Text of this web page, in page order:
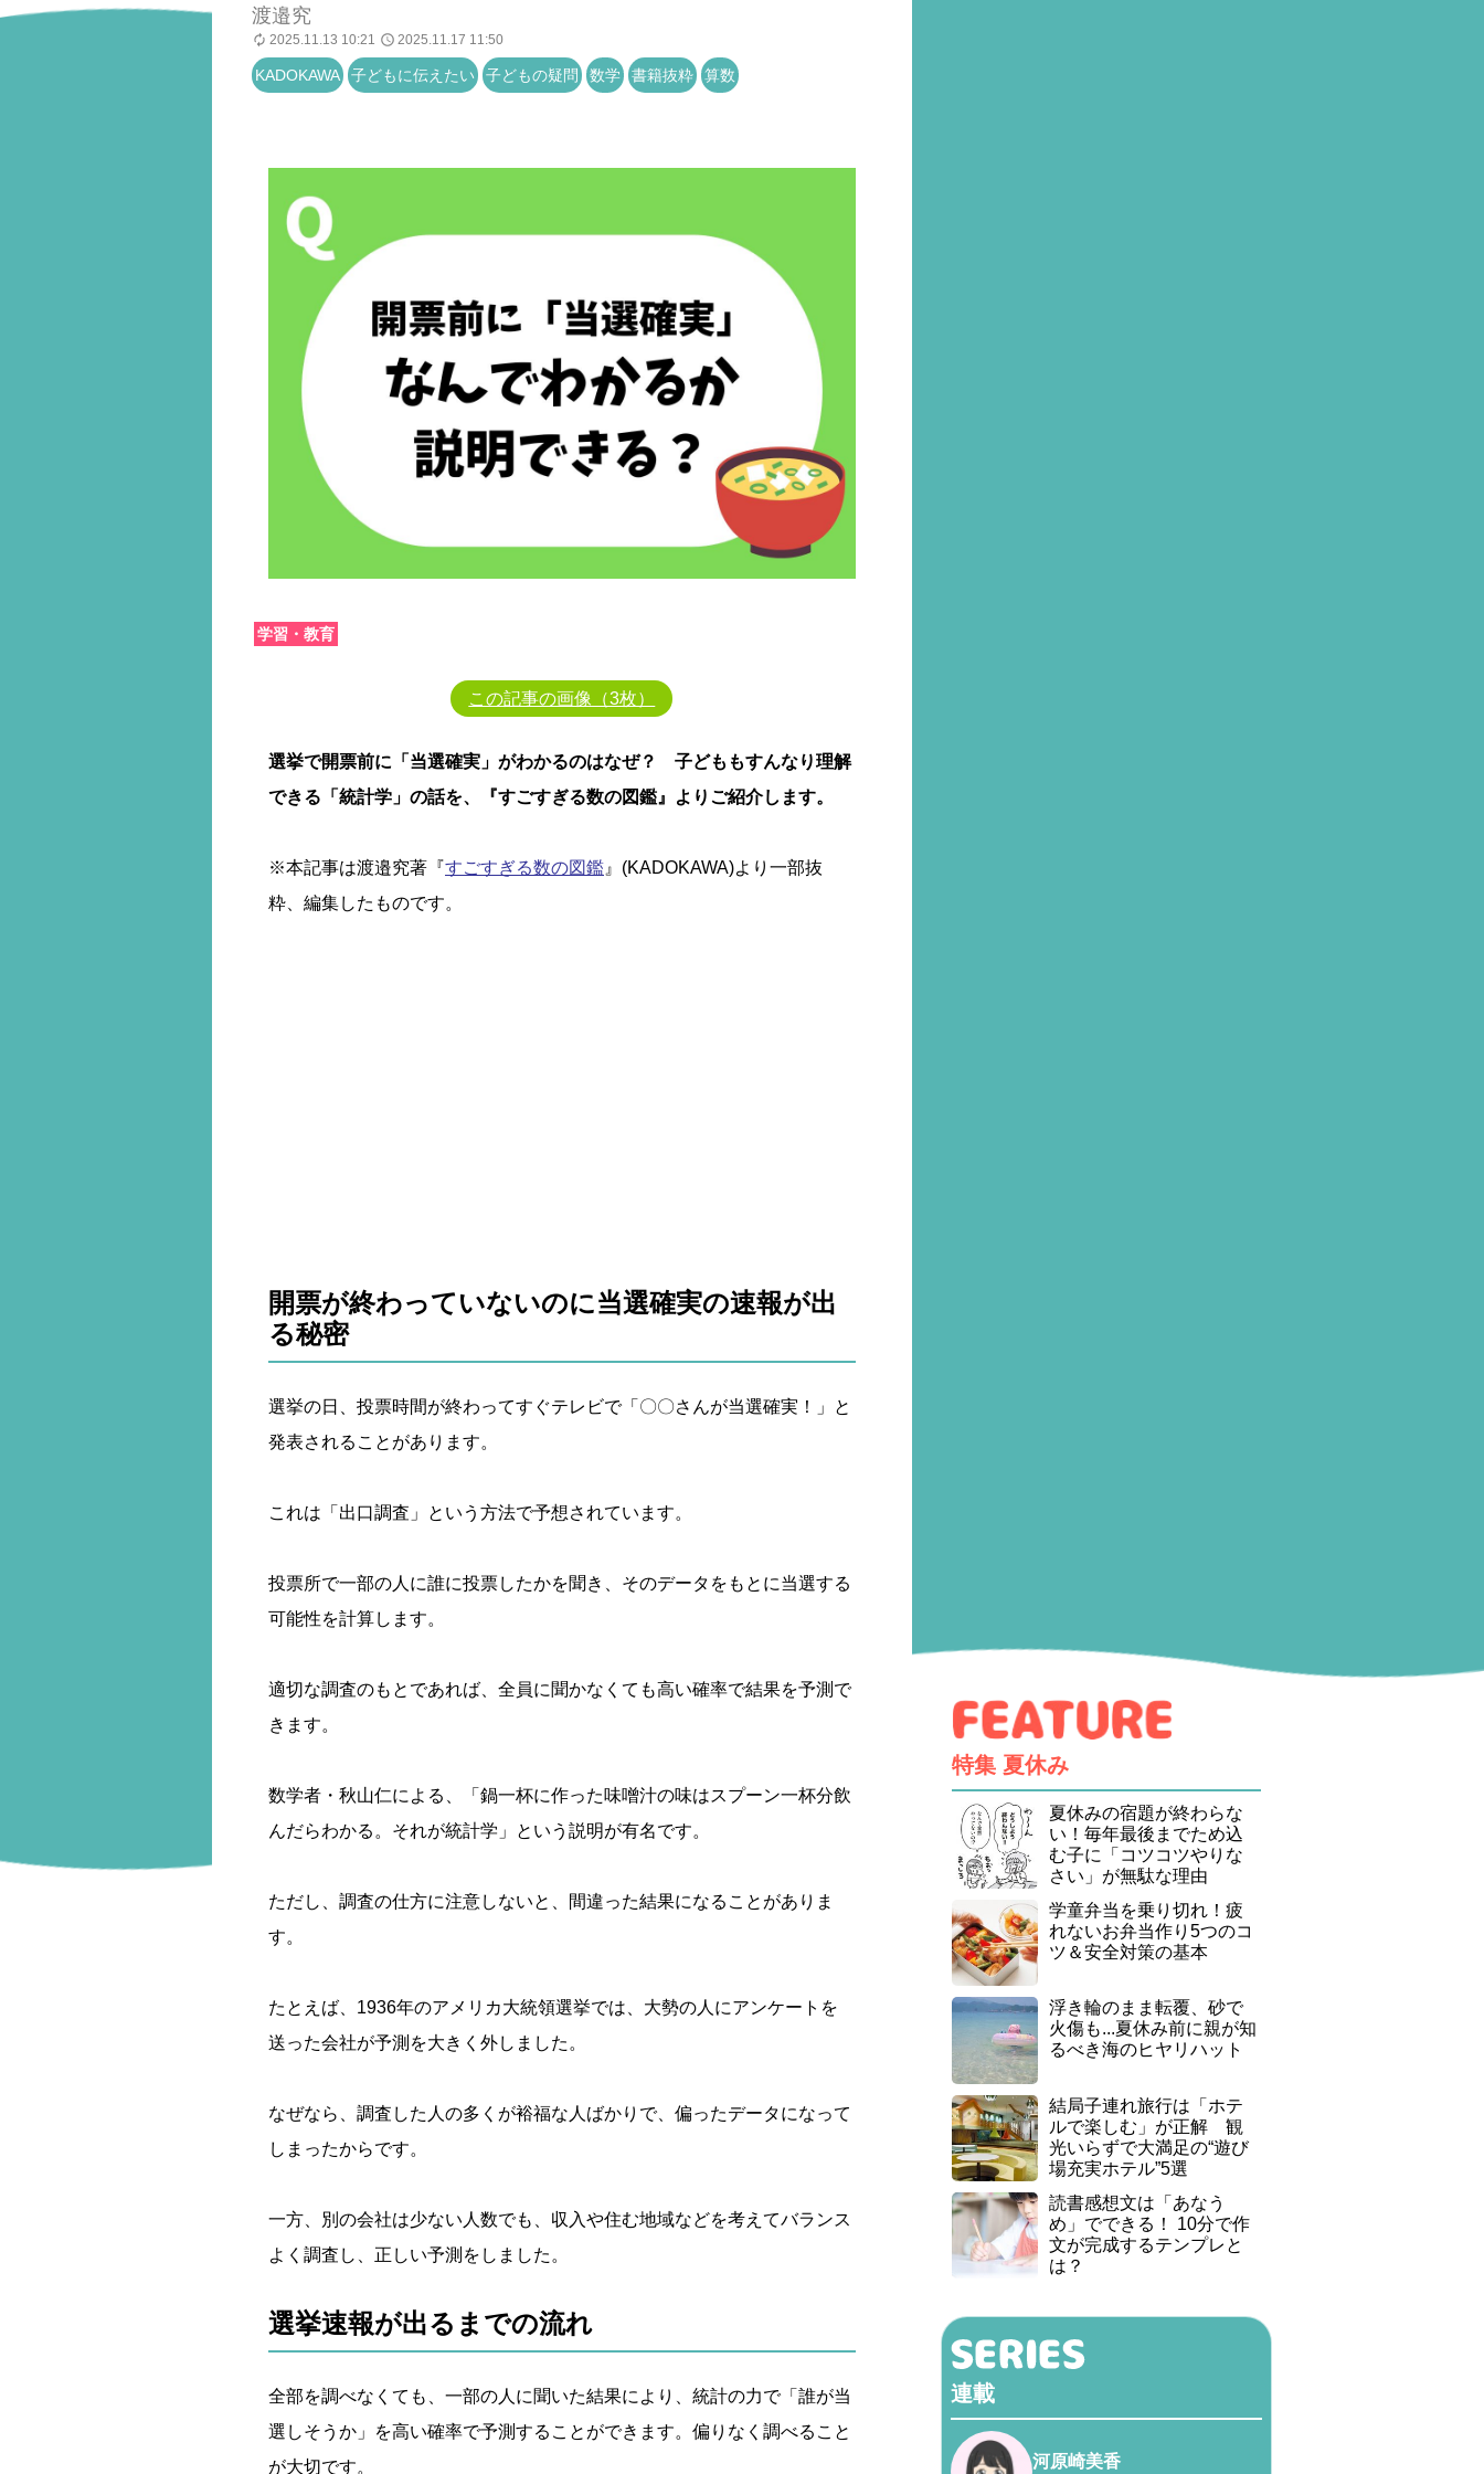
渡邉究
2025.11.13 10:21 2025.11.17 11:50
KADOKAWA 子どもに伝えたい 子どもの疑問 数学 書籍抜粋 算数
学習・教育
この記事の画像（3枚）
選挙で開票前に「当選確実」がわかるのはなぜ？ 子どももすんなり理解
できる「統計学」の話を、『すごすぎる数の図鑑』よりご紹介します。
※本記事は渡邉究著『すごすぎる数の図鑑 』(KADOKAWA)より一部抜
粋、編集したものです。
開票が終わっていないのに当選確実の速報が出
る秘密
選挙の日、投票時間が終わってすぐテレビで「〇〇さんが当選確実！」と
発表されることがあります。
これは「出口調査」という方法で予想されています。
投票所で一部の人に誰に投票したかを聞き、そのデータをもとに当選する
可能性を計算します。
適切な調査のもとであれば、全員に聞かなくても高い確率で結果を予測で
きます。
数学者・秋山仁による、「鍋一杯に作った味噌汁の味はスプーン一杯分飲
んだらわかる。それが統計学」という説明が有名です。
ただし、調査の仕方に注意しないと、間違った結果になることがありま
す。
たとえば、1936年のアメリカ大統領選挙では、大勢の人にアンケートを
送った会社が予測を大きく外しました。
なぜなら、調査した人の多くが裕福な人ばかりで、偏ったデータになって
しまったからです。
一方、別の会社は少ない人数でも、収入や住む地域などを考えてバランス
よく調査し、正しい予測をしました。
選挙速報が出るまでの流れ
全部を調べなくても、一部の人に聞いた結果により、統計の力で「誰が当
選しそうか」を高い確率で予測することができます。偏りなく調べること
が大切です。
特集 夏休み
夏休みの宿題が終わらな
い！毎年最後までため込
む子に「コツコツやりな
さい」が無駄な理由
学童弁当を乗り切れ！疲
れないお弁当作り5つのコ
ツ＆安全対策の基本
浮き輪のまま転覆、砂で
火傷も...夏休み前に親が知
るべき海のヒヤリハット
結局子連れ旅行は「ホテ
ルで楽しむ」が正解 観
光いらずで大満足の“遊び
場充実ホテル”5選
読書感想文は「あなう
め」でできる！ 10分で作
文が完成するテンプレと
は？
連載
河原崎美香